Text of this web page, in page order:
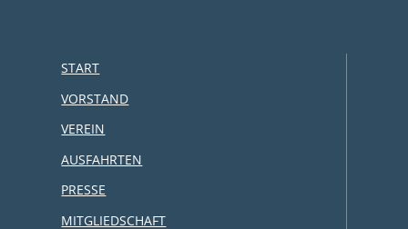
START
VORSTAND
VEREIN
AUSFAHRTEN
PRESSE
MITGLIEDSCHAFT